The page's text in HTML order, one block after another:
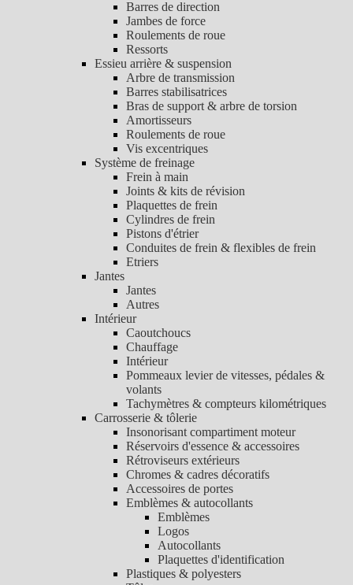
Barres de direction
Jambes de force
Roulements de roue
Ressorts
Essieu arrière & suspension
Arbre de transmission
Barres stabilisatrices
Bras de support & arbre de torsion
Amortisseurs
Roulements de roue
Vis excentriques
Système de freinage
Frein à main
Joints & kits de révision
Plaquettes de frein
Cylindres de frein
Pistons d'étrier
Conduites de frein & flexibles de frein
Etriers
Jantes
Jantes
Autres
Intérieur
Caoutchoucs
Chauffage
Intérieur
Pommeaux levier de vitesses, pédales &
volants
Tachymètres & compteurs kilométriques
Carrosserie & tôlerie
Insonorisant compartiment moteur
Réservoirs d'essence & accessoires
Rétroviseurs extérieurs
Chromes & cadres décoratifs
Accessoires de portes
Emblèmes & autocollants
Emblèmes
Logos
Autocollants
Plaquettes d'identification
Plastiques & polyesters